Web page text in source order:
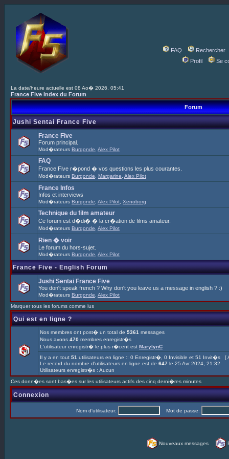
FAQ
Rechercher
Profil
Se
La date/heure actuelle est 08 Ao� 2026, 05:41
France Five Index du Forum
Forum
Jushi Sentai France Five
France Five
Forum principal.
Mod�rateurs Burgonde Alex Pilot
FAQ
France Five r�pond � vos questions les plus courantes.
Mod�rateurs Burgonde Margarine Alex Pilot
France Infos
Infos et interviews
Mod�rateurs Burgonde Alex Pilot Xenoborg
Technique du film amateur
Ce forum est d�di� � la cr�ation de films amateur.
Mod�rateurs Burgonde Alex Pilot
Rien � voir
Le forum du hors-sujet.
Mod�rateurs Burgonde Alex Pilot
France Five - English Forum
Jushi Sentai France Five
You don't speak french ? Why don't you leave us a message in english ? :)
Mod�rateurs Burgonde Alex Pilot
Marquer tous les forums comme lus
Qui est en ligne ?
Nos membres ont post� un total de 5361 messages
Nous avons 470 membres enregistr�s
L'utilisateur enregistr� le plus r�cent est MarylynC
Il y a en tout 51 utilisateurs en ligne :: 0 Enregistr�, 0 Invisible et 51 Invit�s [
Le record du nombre d'utilisateurs en ligne est de 647 le 25 Avr 2024, 21:32
Utilisateurs enregistr�s : Aucun
Ces donn�es sont bas�es sur les utilisateurs actifs des cinq derni�res minutes
Connexion
Nom d'utilisateur: Mot de passe:
Nouveaux messages